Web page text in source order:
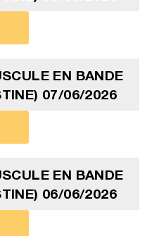
EN BANDE
07/06/2026
EN BANDE
06/06/2026